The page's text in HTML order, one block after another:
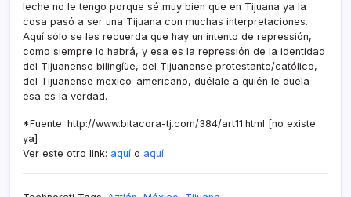
leche no le tengo porque sé muy bien que en Tijuana ya la
cosa pasó a ser una Tijuana con muchas interpretaciones.
Aquí­ sólo se les recuerda que hay un intento de repressión,
como siempre lo habrá, y esa es la repressión de la identidad
del Tijuanense bilingíüe, del Tijuanense protestante/católico,
del Tijuanense mexico-americano, duélale a quién le duela
esa es la verdad.
*Fuente: http://www.bitacora-tj.com/384/art11.html [no existe
ya]
Ver este otro link: aquí­ o aquí­.